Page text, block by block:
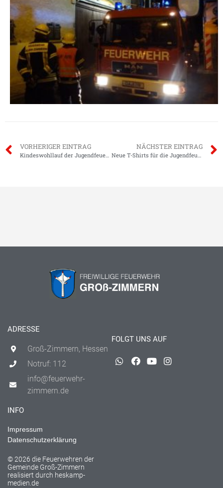
VORHERIGER EINTRAG
Kindeswohllauf der Jugendfeuerwehren
NÄCHSTER EINTRAG
Neue T-Shirts für die Jugendfeuerwehr
ADRESSE
Groß-Zimmern, Hessen
Notruf: 112
info@feuerwehr-
zimmern.de
FOLGT UNS AUF
INFO
Impressum
Datenschutzerklärung
© 2026 die Feuerwehren der
Gemeinde Groß-Zimmern
realisiert durch heskamp-
medien.de